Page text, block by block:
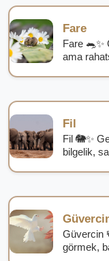
Fare
Fare
ama
Fil
Fil 🐘✨
bilgelik,
Güvercin
görmek,